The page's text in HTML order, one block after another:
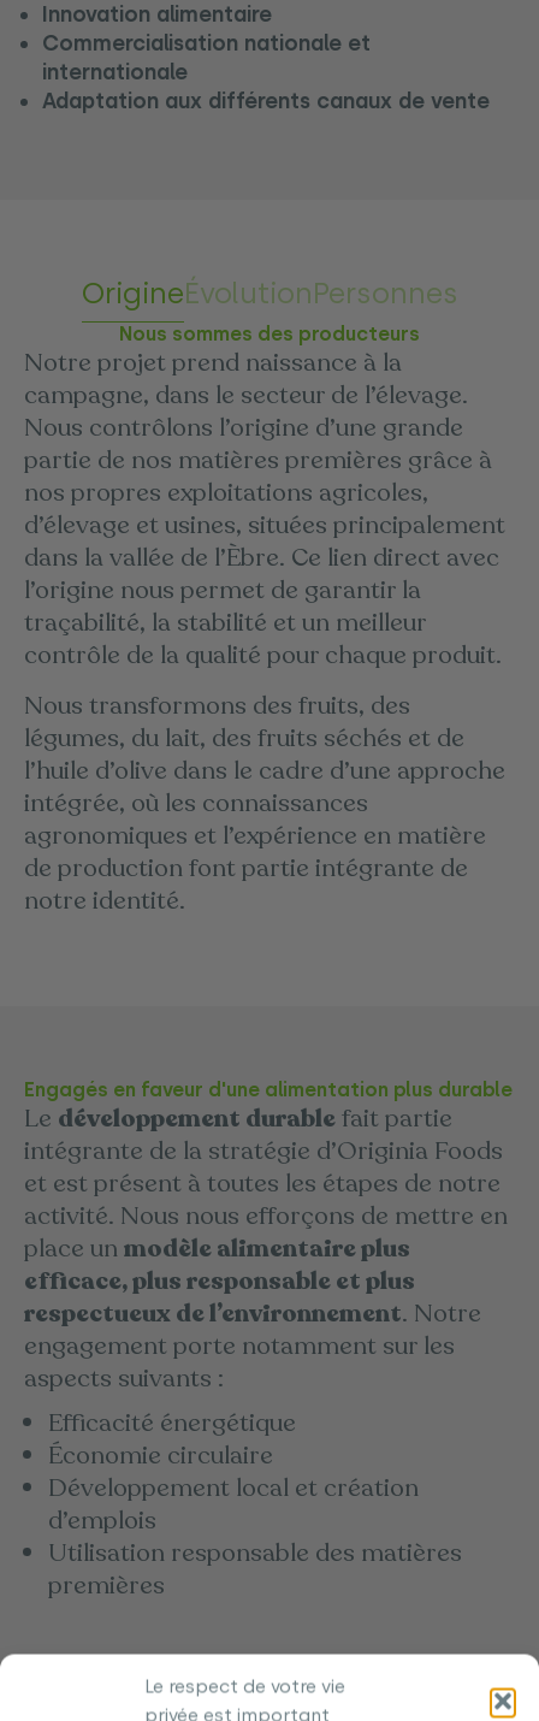
Le respect de votre vie
privée est important
Innovation alimentaire
Commercialisation nationale et
internationale
Adaptation aux différents canaux de vente
OrigineÉvolutionPersonnes
Nous sommes des producteurs
Notre projet prend naissance à la
campagne, dans le secteur de l’élevage.
Nous contrôlons l’origine d’une grande
partie de nos matières premières grâce à
nos propres exploitations agricoles,
d’élevage et usines, situées principalement
dans la vallée de l’Èbre. Ce lien direct avec
l’origine nous permet de garantir la
traçabilité, la stabilité et un meilleur
contrôle de la qualité pour chaque produit.
Nous transformons des fruits, des
légumes, du lait, des fruits séchés et de
l’huile d’olive dans le cadre d’une approche
intégrée, où les connaissances
agronomiques et l’expérience en matière
de production font partie intégrante de
notre identité.
Engagés en faveur d'une alimentation plus durable
Le développement durablefait partie
intégrante de la stratégie d’Originia Foods
et est présent à toutes les étapes de notre
activité. Nous nous efforçons de mettre en
place unmodèle alimentaire plus
efficace, plus responsable et plus
respectueux de l’environnement. Notre
engagement porte notamment sur les
aspects suivants :
Efficacité énergétique
Économie circulaire
Développement local et création
d’emplois
Utilisation responsable des matières
premières